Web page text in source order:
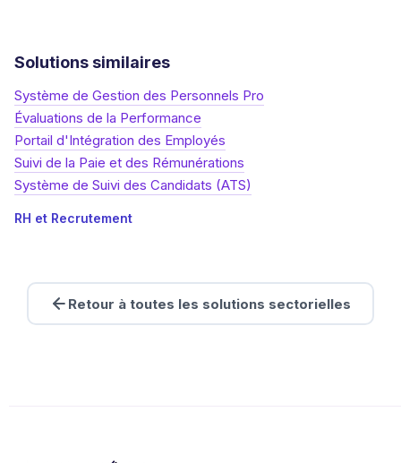
Solutions similaires
Système de Gestion des Personnels Pro
Évaluations de la Performance
Portail d'Intégration des Employés
Suivi de la Paie et des Rémunérations
Système de Suivi des Candidats (ATS)
RH et Recrutement
Retour à toutes les solutions sectorielles